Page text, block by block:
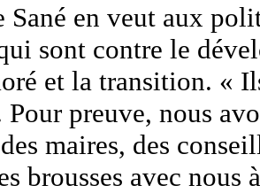
Sané en veut aux
sont contre le
et la transition. «
Pour preuve, nous
maires, des
brousses avec nous